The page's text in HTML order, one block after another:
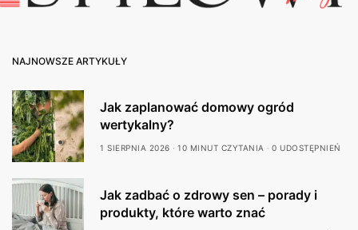
NAJNOWSZE ARTYKUŁY
Jak zaplanować domowy ogród
wertykalny?
1 SIERPNIA 2026 10 MINUT CZYTANIA 0 UDOSTĘPNIEŃ
Jak zadbać o zdrowy sen – porady i
produkty, które warto znać